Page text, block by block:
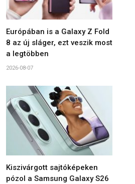
Európában is a Galaxy Z Fold
8 az új sláger, ezt veszik most
a legtöbben
2026-08-07
Kiszivárgott sajtóképeken
pózol a Samsung Galaxy S26